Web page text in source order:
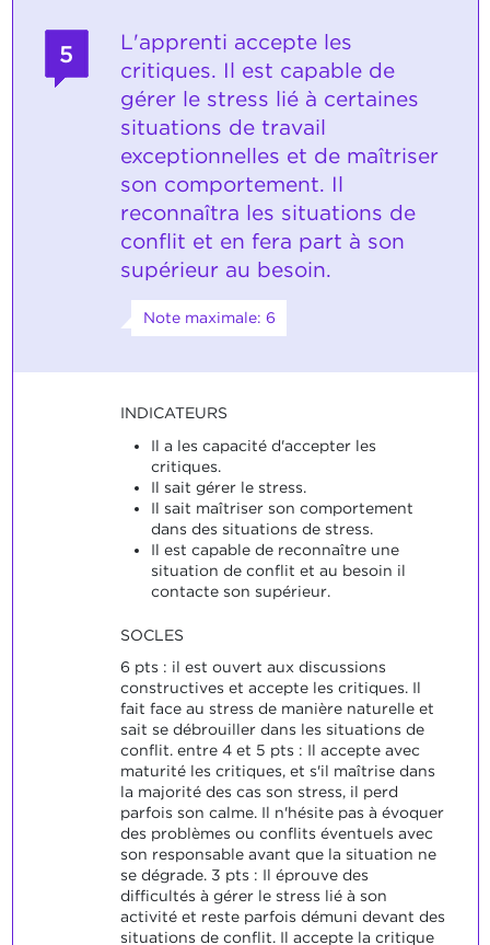
5
L'apprenti accepte les
critiques. Il est capable de
gérer le stress lié à certaines
situations de travail
exceptionnelles et de maîtriser
son comportement. Il
reconnaîtra les situations de
conflit et en fera part à son
supérieur au besoin.
Note maximale: 6
INDICATEURS
Il a les capacité d'accepter les
critiques.
Il sait gérer le stress.
Il sait maîtriser son comportement
dans des situations de stress.
Il est capable de reconnaître une
situation de conflit et au besoin il
contacte son supérieur.
SOCLES
6 pts : il est ouvert aux discussions
constructives et accepte les critiques. Il
fait face au stress de manière naturelle et
sait se débrouiller dans les situations de
conflit. entre 4 et 5 pts : Il accepte avec
maturité les critiques, et s'il maîtrise dans
la majorité des cas son stress, il perd
parfois son calme. Il n'hésite pas à évoquer
des problèmes ou conflits éventuels avec
son responsable avant que la situation ne
se dégrade. 3 pts : Il éprouve des
difficultés à gérer le stress lié à son
activité et reste parfois démuni devant des
situations de conflit. Il accepte la critique